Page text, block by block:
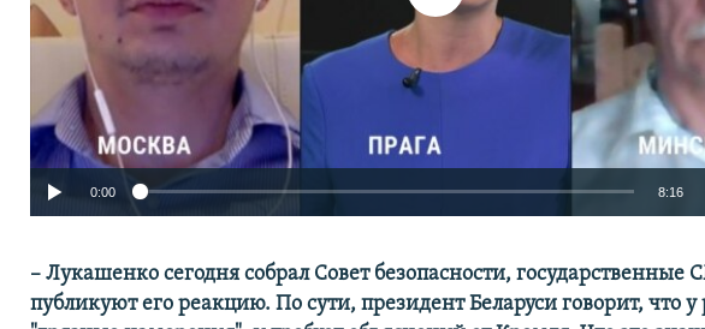
0:00 8:16
– Лукашенко сегодня собрал Совет безопасности, государственные
публикуют его реакцию. По сути, президент Беларуси говорит, что у